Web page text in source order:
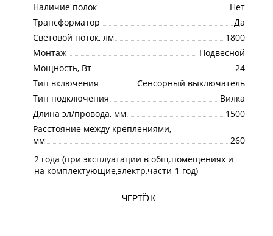
Наличие полок
Нет
Трансформатор
Да
Световой поток, лм
1800
Монтаж
Подвесной
Мощность, Вт
24
Тип включения
Сенсорный выключатель
Тип подключения
Вилка
Длина эл/провода, мм
1500
Расстояние между креплениями,
мм
260
Наличие розетки
Нет
Гарантия
2 года (при эксплуатации в общ.помещениях и
на комплектующие,электр.части-1 год)
ЧЕРТЁЖ